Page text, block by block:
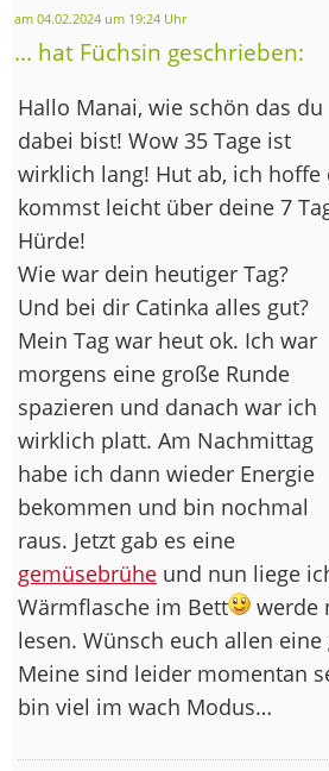
am 04.02.2024 um 19:24 Uhr
... hat Füchsin geschrieben:
Hallo Manai, wie schön das du
dabei bist! Wow 35 Tage ist
wirklich lang! Hut ab, ich hoffe
kommst leicht über deine 7
Hürde!
Wie war dein heutiger Tag?
Und bei dir Catinka alles gut?
Mein Tag war heut ok. Ich war
morgens eine große Runde
spazieren und danach war ich
wirklich platt. Am Nachmittag
habe ich dann wieder Energie
bekommen und bin nochmal
raus. Jetzt gab es eine
gemüsebrühe und nun liege
Wärmflasche im Bett
werde
lesen. Wünsch euch allen
Meine sind leider momentan
bin viel im wach Modus…